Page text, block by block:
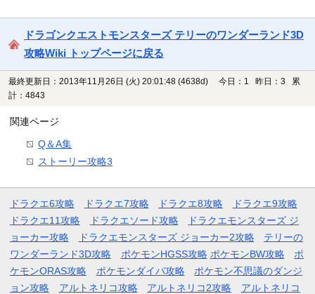
ドラゴンクエストモンスターズ テリーのワンダーランド3D
攻略Wiki トップページに戻る
最終更新日：2013年11月26日 (火) 20:01:48 (4638d)
今日：1 昨日：3 累
計：4843
関連ページ
Q＆A集
ストーリー攻略3
ドラクエ6攻略 ドラクエ7攻略 ドラクエ8攻略
ドラクエ9攻略
ドラクエ11攻略
ドラクエソード攻略
ドラクエモンスターズ ジ
ョーカー攻略
ドラクエモンスターズ ジョーカー2攻略
テリーの
ワンダーランド3D攻略
ポケモンHGSS攻略 ポケモンBW攻略
ポ
ケモンORAS攻略
ポケモンダイパ攻略
ポケモン不思議のダンジ
ョン攻略
アルトネリコ攻略 アルトネリコ2攻略 アルトネリコ